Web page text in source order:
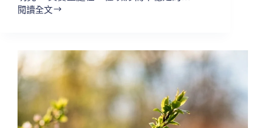
閱讀全文
【生
語
｜
清
明，
在
變
動